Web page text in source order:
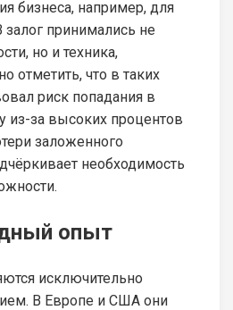
бизнеса, например, для
залог принимались не
но и техника,
отметить, что в таких
риск попадания в
за высоких процентов
заложенного
необходимость
опыт
исключительно
В Европе и США они